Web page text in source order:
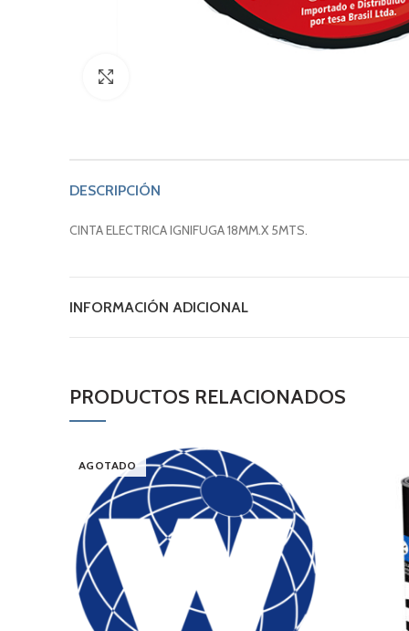
DESCRIPCIÓN
CINTA ELECTRICA IGNIFUGA 18MM.X 5MTS.
INFORMACIÓN ADICIONAL
PRODUCTOS RELACIONADOS
AGOTADO